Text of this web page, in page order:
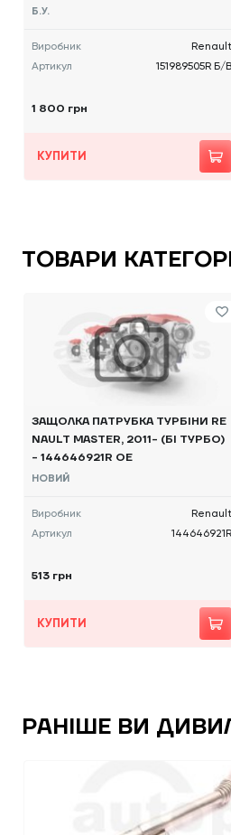
-, 151989505R Б/В
Б.У.
Виробник
Renault
Артикул
151989505R Б/В
1 800 грн
КУПИТИ
ТОВАРИ
ЗАЩОЛКА ПАТРУБКА ТУРБІНИ RE
NAULT MASTER, 2011- (БІ ТУРБО)
- 144646921R OE
НОВИЙ
Виробник
Renault
Артикул
144646921R
513 грн
КУПИТИ
РАНІШЕ ВИ